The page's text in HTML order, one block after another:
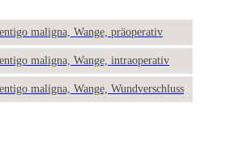
maligna, Wange, präoperativ
maligna, Wange, intraoperativ
maligna, Wange, Wundverschluss